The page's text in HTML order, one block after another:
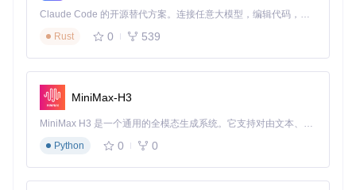
    .apiKey(
"your-api-key" )
    .deploymentName(
"dall-e-3"
)
    .build();
性能指标：平均响应时间 < 5秒，支持批量处理
图1：LangChain4j驱动的JavaFX聊天应用，展示了多轮对话
Claude Code 的开源替代方案。连接任意大模型，编辑代码，运行命令，自动验证 — 全自动执行。用 Rust 构建，极致性能。 ｜ An open-source alternative to Claude Code. Connect any LLM, edit code, run commands, and verify changes — autonomously. Built in Rust for speed. Get Started
Rust
0 539
MiniMax-H3
MiniMax H3 是一个通用的全模态生成系统。它支持对由文本、图像、视频和音频组成的多模态上下文进行统一理解，并能生成分辨率高达 2K、时长可达 15 秒的带原生立体声音频的视频。得益于面向任务泛化的系统设计，H3 在预训练阶段就已具备广泛的多模态上下文理解与生成能力，能够出色地执行复杂的多模态指令。
Python
0 0